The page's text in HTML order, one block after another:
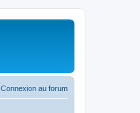
Connexion au forum